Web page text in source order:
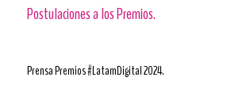
Postulaciones a los Premios.
Prensa Premios #LatamDigital 2024.